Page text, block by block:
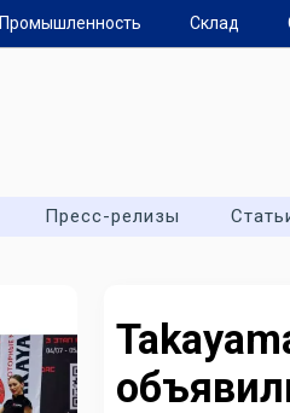
Промышленность Склад
Пресс-релизы